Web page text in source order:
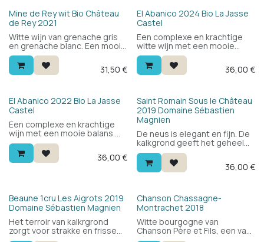
nieuwsgierig is naar iets
anders.
100% Pinot Gris.
Bio
Mine de Rey wit Bio Château
de Rey 2021
Witte wijn van grenache gris
en grenache blanc. Een mooie
balans, complex, fris en
sappig. Drink hem bij gegrilde
vis, kreeft, harde kazen en31,50 €
Bio
El Abanico 2024 Bio La Jasse
Castel
Een complexe en krachtige
witte wijn met een mooie
balans. Gouden kleur, fruitig,
fris complex en mineraal. Een
aparte witte wijn zoals je er
36,00 €
Bio
El Abanico 2022 Bio La Jasse
Castel
Een complexe en krachtige
wijn met een mooie balans.
Gouden kleur, fruitig, fris
complex en mineraal. Een
aparte witte wijn zoals je er
36,00 €
Saint Romain Sous le Château
2019 Domaine Sébastien
Magnien
De neus is elegant en fijn. De
kalkgrond geeft het geheel
spanning. Een wijn vol charme,
te drinken binnen de 5 jaar.
36,00 €
Beaune 1cru Les Aigrots 2019
Domaine Sébastien Magnien
Het terroir van kalkrgrond
zorgt voor strakke en frisse
wijnen. Een wijn met veel
Chanson Chassagne-
Montrachet 2018
Witte bourgogne van
Chanson Père et Fils, een van
de klassieke namen uit